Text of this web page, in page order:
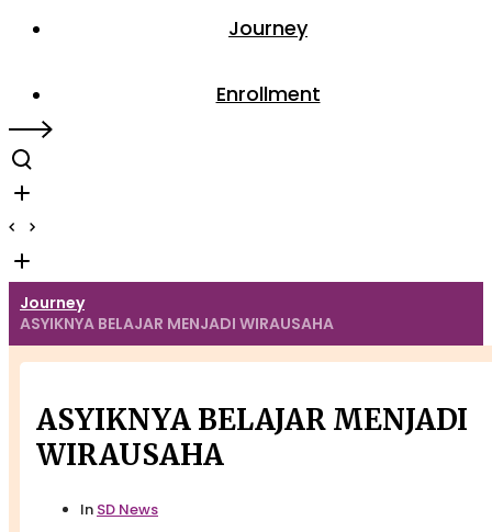
Journey
Enrollment
Journey
ASYIKNYA BELAJAR MENJADI WIRAUSAHA
ASYIKNYA BELAJAR MENJADI
WIRAUSAHA
In SD News